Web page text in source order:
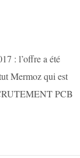
: l’offre a été
Mermoz qui est
PCB